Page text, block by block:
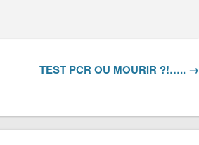
TEST PCR OU MOURIR ?!….. →